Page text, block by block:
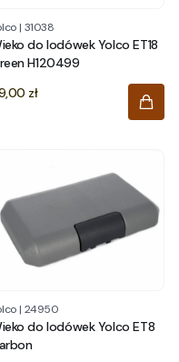
| 31038
do lodówek Yolco ET18
H120499
zł
| 24950
do lodówek Yolco ET8